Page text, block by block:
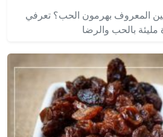
المعروف بهرمون الحب؟ تعرفي
مليئة بالحب والرضا